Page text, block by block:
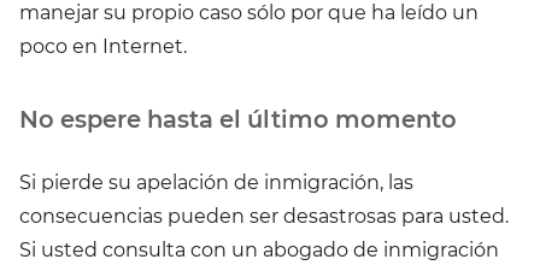
manejar su propio caso sólo por que ha leído un
poco en Internet.
No espere hasta el último momento
Si pierde su apelación de inmigración, las
consecuencias pueden ser desastrosas para usted.
Si usted consulta con un abogado de inmigración